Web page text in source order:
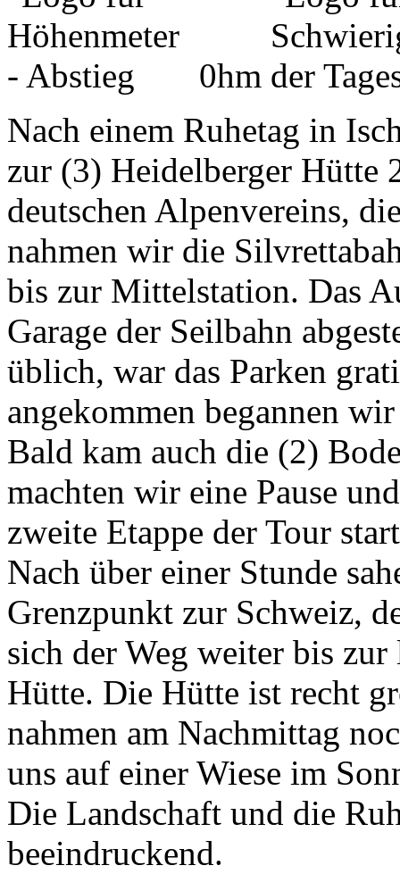
0hm
Nach einem Ruhetag in
zur (3) Heidelberger Hütte
deutschen Alpenvereins,
nahmen wir die
bis zur Mittelstation. Das
Garage der Seilbahn
üblich, war das Parken
angekommen begannen
Bald kam auch die (2)
machten wir eine Pause
zweite Etappe der Tour
Nach über einer Stunde
Grenzpunkt zur Schweiz,
sich der Weg weiter bis
Hütte. Die Hütte ist recht
nahmen am Nachmittag
uns auf einer Wiese im
Die Landschaft und die
beeindruckend.